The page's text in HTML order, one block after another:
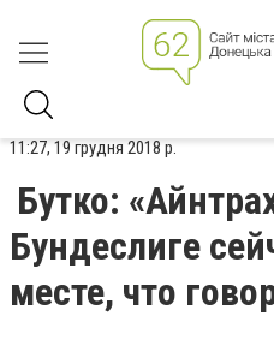
11:27, 19 грудня 2018 р.
Бутко:
Бундеслиге
месте, что